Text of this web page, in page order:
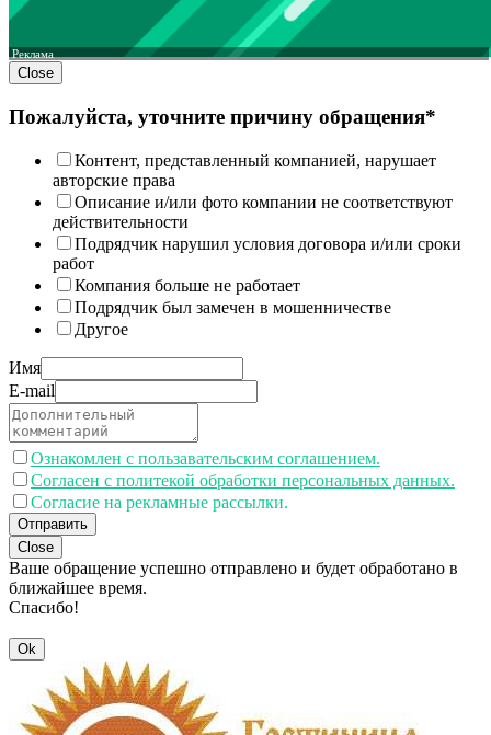
Реклама
Close
Пожалуйста, уточните причину обращения*
Контент, представленный компанией, нарушает
авторские права
Описание и/или фото компании не соответствуют
действительности
Подрядчик нарушил условия договора и/или сроки
работ
Компания больше не работает
Подрядчик был замечен в мошенничестве
Другое
Имя
E-mail
Ознакомлен с пользавательским соглашением.
Согласен с политекой обработки персональных данных.
Согласие на рекламные рассылки.
Отправить
Close
Ваше обращение успешно отправлено и будет обработано в
ближайшее время.
Спасибо!
Ok